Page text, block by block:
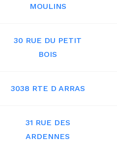
MOULINS
30 RUE DU PETIT
BOIS
3038 RTE D ARRAS
31 RUE DES
ARDENNES